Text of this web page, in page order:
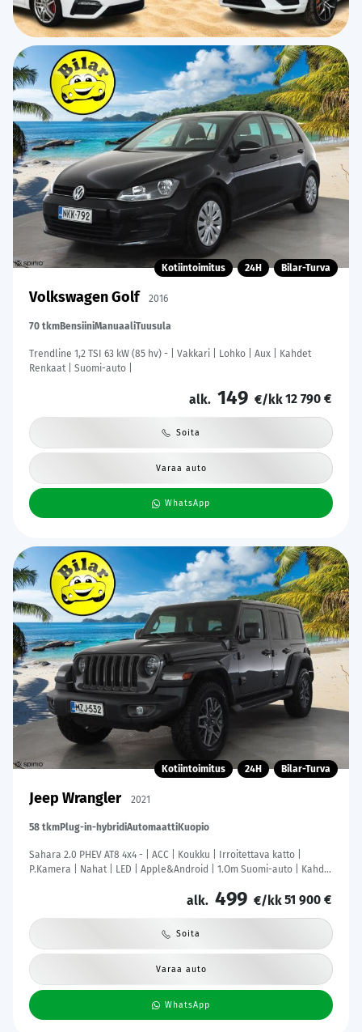
Kotiintoimitus 24H Bilar-Turva
Volkswagen Golf 2016
70 tkmBensiiniManuaaliTuusula
Trendline 1,2 TSI 63 kW (85 hv) - | Vakkari | Lohko | Aux | Kahdet
Renkaat | Suomi-auto |
alk. 149 €/kk12 790 €
Soita
Varaa auto
WhatsApp
Kotiintoimitus 24H Bilar-Turva
Jeep Wrangler 2021
58 tkmPlug-in-hybridiAutomaatti Kuopio
Sahara 2.0 PHEV AT8 4x4 - | ACC | Koukku | Irroitettava katto |
P.Kamera | Nahat | LED | Apple&Android | 1.Om Suomi-auto | Kahdet
alk. 499 €/kk51 900 €
Soita
Varaa auto
WhatsApp